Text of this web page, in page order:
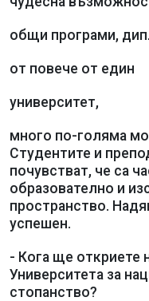
общи програми,
от повече от един
университет,
много по-голяма
Студентите и
почувстват, че са
образователно и
пространство.
успешен.
- Кога ще откриете
Университета за
стопанство?